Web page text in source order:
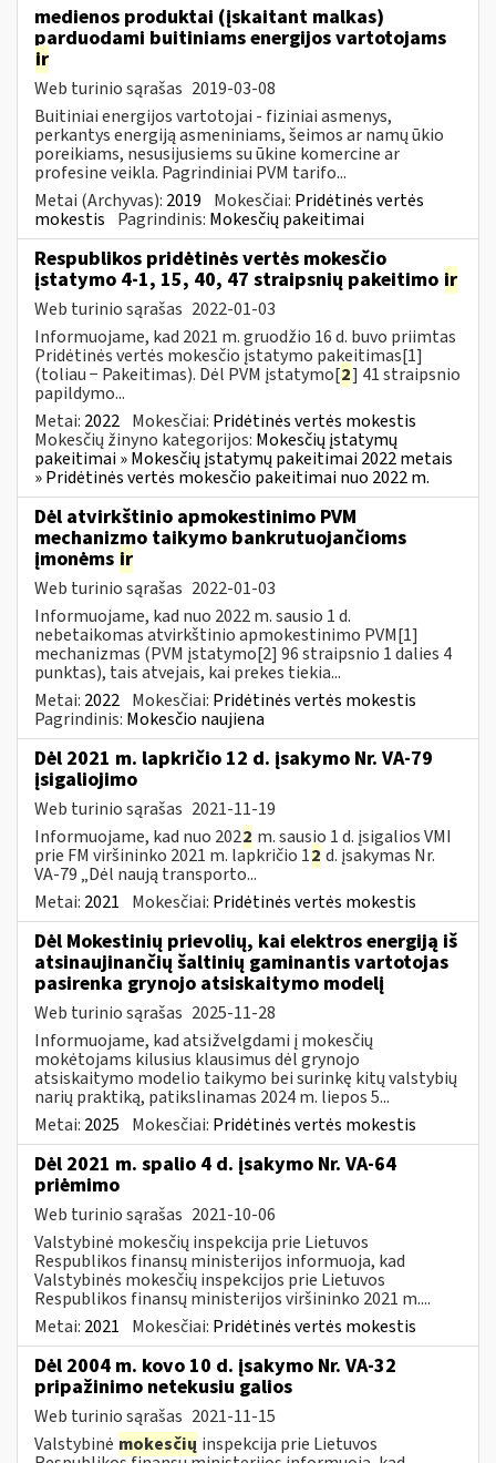
medienos produktai (įskaitant malkas)
parduodami buitiniams energijos vartotojams
ir
Web turinio sąrašas 2019-03-08
Buitiniai energijos vartotojai - fiziniai asmenys,
perkantys energiją asmeniniams, šeimos ar namų ūkio
poreikiams, nesusijusiems su ūkine komercine ar
profesine veikla. Pagrindiniai PVM tarifo...
Metai (Archyvas): 2019 Mokesčiai: Pridėtinės vertės
mokestis Pagrindinis: Mokesčių pakeitimai
Respublikos pridėtinės vertės mokesčio
įstatymo 4-1, 15, 40, 47 straipsnių pakeitimo ir
Web turinio sąrašas 2022-01-03
Informuojame, kad 2021 m. gruodžio 16 d. buvo priimtas
Pridėtinės vertės mokesčio įstatymo pakeitimas[1]
(toliau − Pakeitimas). Dėl PVM įstatymo[2] 41 straipsnio
papildymo...
Metai: 2022 Mokesčiai: Pridėtinės vertės mokestis
Mokesčių žinyno kategorijos: Mokesčių įstatymų
pakeitimai » Mokesčių įstatymų pakeitimai 2022 metais
» Pridėtinės vertės mokesčio pakeitimai nuo 2022 m.
Dėl atvirkštinio apmokestinimo PVM
mechanizmo taikymo bankrutuojančioms
įmonėms ir
Web turinio sąrašas 2022-01-03
Informuojame, kad nuo 2022 m. sausio 1 d.
nebetaikomas atvirkštinio apmokestinimo PVM[1]
mechanizmas (PVM įstatymo[2] 96 straipsnio 1 dalies 4
punktas), tais atvejais, kai prekes tiekia...
Metai: 2022 Mokesčiai: Pridėtinės vertės mokestis
Pagrindinis: Mokesčio naujiena
Dėl 2021 m. lapkričio 12 d. įsakymo Nr. VA-79
įsigaliojimo
Web turinio sąrašas 2021-11-19
Informuojame, kad nuo 2022 m. sausio 1 d. įsigalios VMI
prie FM viršininko 2021 m. lapkričio 12 d. įsakymas Nr.
VA-79 „Dėl naują transporto...
Metai: 2021 Mokesčiai: Pridėtinės vertės mokestis
Dėl Mokestinių prievolių, kai elektros energiją iš
atsinaujinančių šaltinių gaminantis vartotojas
pasirenka grynojo atsiskaitymo modelį
Web turinio sąrašas 2025-11-28
Informuojame, kad atsižvelgdami į mokesčių
mokėtojams kilusius klausimus dėl grynojo
atsiskaitymo modelio taikymo bei surinkę kitų valstybių
narių praktiką, patikslinamas 2024 m. liepos 5...
Metai: 2025 Mokesčiai: Pridėtinės vertės mokestis
Dėl 2021 m. spalio 4 d. įsakymo Nr. VA-64
priėmimo
Web turinio sąrašas 2021-10-06
Valstybinė mokesčių inspekcija prie Lietuvos
Respublikos finansų ministerijos informuoja, kad
Valstybinės mokesčių inspekcijos prie Lietuvos
Respublikos finansų ministerijos viršininko 2021 m....
Metai: 2021 Mokesčiai: Pridėtinės vertės mokestis
Dėl 2004 m. kovo 10 d. įsakymo Nr. VA-32
pripažinimo netekusiu galios
Web turinio sąrašas 2021-11-15
Valstybinė mokesčių inspekcija prie Lietuvos